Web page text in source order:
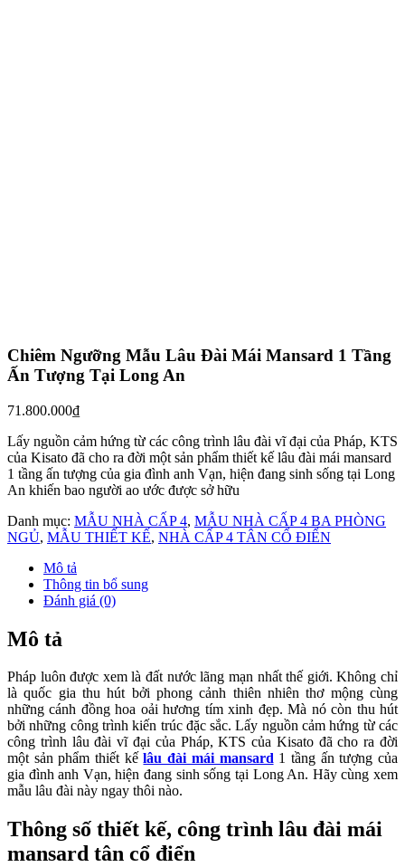
Chiêm Ngưỡng Mẫu Lâu Đài Mái Mansard 1 Tầng
Ấn Tượng Tại Long An
71.800.000₫
Lấy nguồn cảm hứng từ các công trình lâu đài vĩ đại của Pháp, KTS
của Kisato đã cho ra đời một sản phẩm thiết kế lâu đài mái mansard
1 tầng ấn tượng của gia đình anh Vạn, hiện đang sinh sống tại Long
An khiến bao người ao ước được sở hữu
Danh mục: MẪU NHÀ CẤP 4, MẪU NHÀ CẤP 4 BA PHÒNG
NGỦ, MẪU THIẾT KẾ, NHÀ CẤP 4 TÂN CỔ ĐIỂN
Mô tả
Thông tin bổ sung
Đánh giá (0)
Mô tả
Pháp luôn được xem là đất nước lãng mạn nhất thế giới. Không chỉ
là quốc gia thu hút bởi phong cảnh thiên nhiên thơ mộng cùng
những cánh đồng hoa oải hương tím xinh đẹp. Mà nó còn thu hút
bởi những công trình kiến trúc đặc sắc. Lấy nguồn cảm hứng từ các
công trình lâu đài vĩ đại của Pháp, KTS của Kisato đã cho ra đời
một sản phẩm thiết kếlâu đài mái mansard1 tầng ấn tượng của
gia đình anh Vạn, hiện đang sinh sống tại Long An. Hãy cùng xem
mẫu lâu đài này ngay thôi nào.
Thông số thiết kế, công trình lâu đài mái
mansard tân cổ điển